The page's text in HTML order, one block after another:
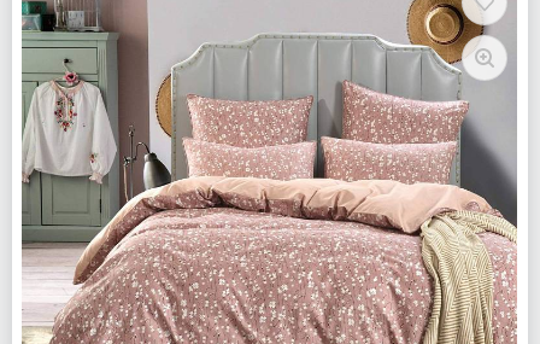
Наволочки 2 шт
Ткань:
Сатин
Доставка:
Бесплатно